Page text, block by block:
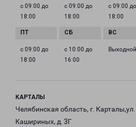
с 09:00 до
18:00
с 09:00 до
18:00
с 09:00 до
18:00
с 09:00 до
18:00
с 10:00 до
16:00
Выходной
КАРТАЛЫ
Челябинская область, г.
Кашириных, д. 3Г